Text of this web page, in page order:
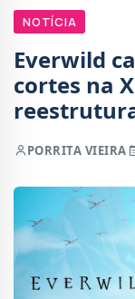
NOTÍCIA
Everwild
cortes na
PORRITA VIEIRA